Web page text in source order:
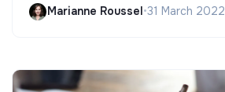
Marianne Roussel•31 March 2022